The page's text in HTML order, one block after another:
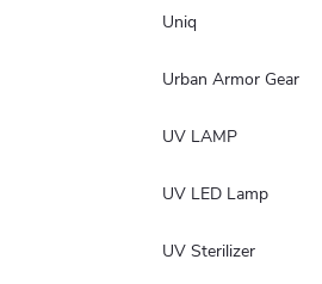
Uniq
Urban Armor Gear
UV LAMP
UV LED Lamp
UV Sterilizer